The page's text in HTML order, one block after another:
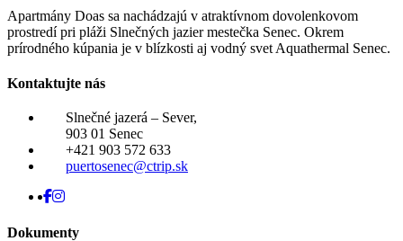
Apartmány Doas sa nachádzajú v atraktívnom dovolenkovom
prostredí pri pláži Slnečných jazier mestečka Senec. Okrem
prírodného kúpania je v blízkosti aj vodný svet Aquathermal Senec.
Kontaktujte nás
Slnečné jazerá – Sever,
903 01 Senec
+421 903 572 633
puertosenec@ctrip.sk
Dokumenty